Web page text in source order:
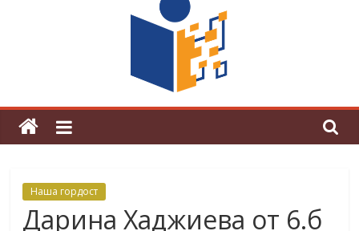
граници“
Магията на Андерсен оживя в ОУ
„Любен Каравелов“
Наша гордост
Дарина Хаджиева от 6.б